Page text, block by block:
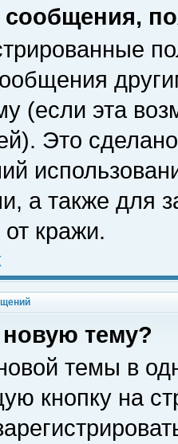
сообщения,
(если эта
Это
а также для
кражи.
новую тему?
темы в
кнопку на